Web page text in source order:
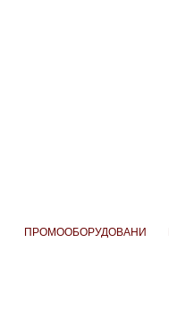
ПРОМООБОРУДОВАНИЕ